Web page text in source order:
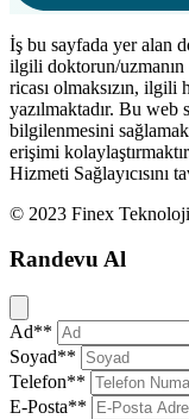
İş bu sayfada yer alan
ilgili doktorun/
ricası olmaksızın, ilgili
yazılmaktadır. Bu web
bilgilenmesini
erişimi
Hizmeti Sağlayıcısını
© 2023 Finex
Randevu Al
Kapat
Ad**
Soyad**
Telefon**
E-Posta**